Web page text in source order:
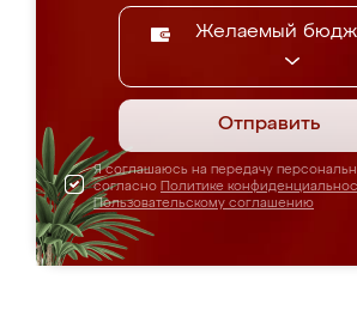
Желаемый
Отправить
Я соглашаюсь на передачу
согласно Политике
Пользовательскому соглашению